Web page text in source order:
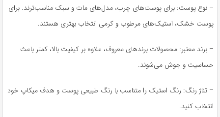
– نوع پوست: برای پوست‌های چرب، مدل‌های مات و سبک مناسب‌ترند. برای
پوست خشک، استیک‌های مرطوب و کرمی انتخاب بهتری هستند.
– برند معتبر: محصولات برندهای معروف، علاوه بر کیفیت بالا، کمتر باعث
حساسیت و جوش می‌شوند.
– تناژ رنگ: رنگ استیک را متناسب با رنگ طبیعی پوست و هدف میکاپ خود
انتخاب کنید.